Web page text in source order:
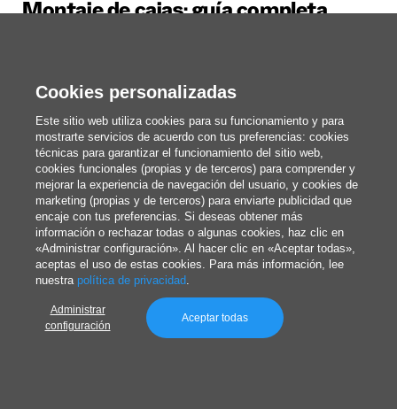
Montaje de cajas: guía completa
correctamente una caja, evitar los errores más
comunes y elegir la solución más adecuada
Redacción
Publicado el 7/3/2026
Cookies personalizadas
Este sitio web utiliza cookies para su funcionamiento y para
mostrarte servicios de acuerdo con tus preferencias: cookies
técnicas para garantizar el funcionamiento del sitio web,
cookies funcionales (propias y de terceros) para comprender y
mejorar la experiencia de navegación del usuario, y cookies de
marketing (propias y de terceros) para enviarte publicidad que
encaje con tus preferencias. Si deseas obtener más
información o rechazar todas o algunas cookies, haz clic en
«Administrar configuración». Al hacer clic en «Aceptar todas»,
aceptas el uso de estas cookies. Para más información, lee
nuestra política de privacidad.
Administrar
configuración
Aceptar todas